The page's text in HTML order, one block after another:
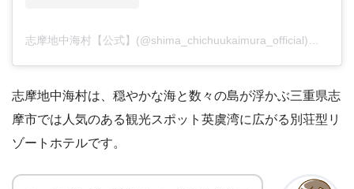
志摩地中海村は、穏やかな海と数々の島が浮かぶ三重県志
摩市では人気のある観光スポット英虞湾に広がる別荘型リ
ゾートホテルです。